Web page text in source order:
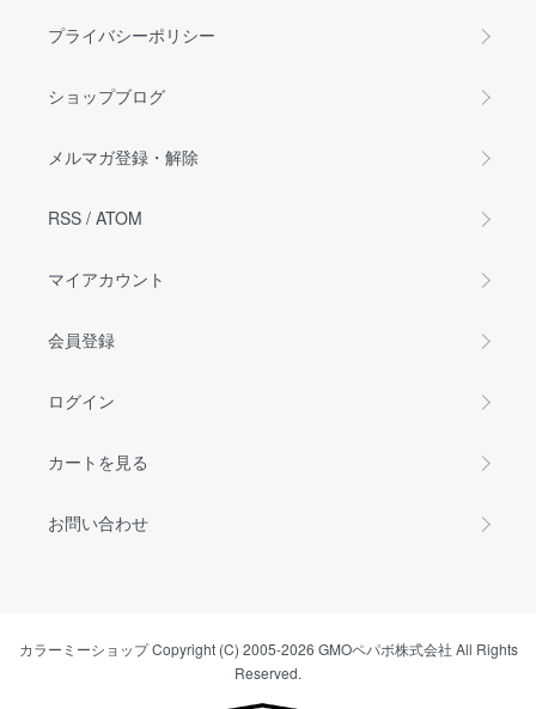
プライバシーポリシー
ショップブログ
メルマガ登録・解除
RSS / ATOM
マイアカウント
会員登録
ログイン
カートを見る
お問い合わせ
カラーミーショップCopyright (C) 2005-2026 GMOペパボ株式会社 All Rights
Reserved.